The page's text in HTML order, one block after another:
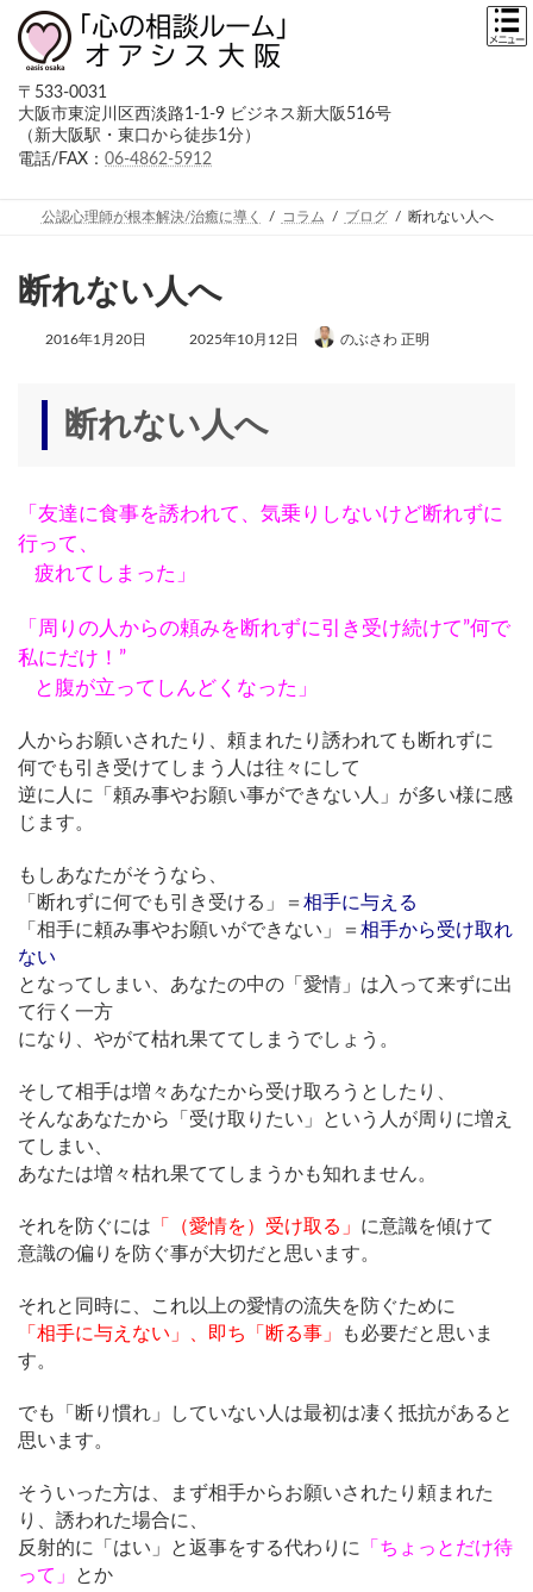
〒533-0031
大阪市東淀川区西淡路1-1-9 ビジネス新大阪516号
（新大阪駅・東口から徒歩1分）
電話/FAX： 06-4862-5912
公認心理師が根本解決/治癒に導く コラム ブログ 断れない人へ
断れない人へ
2016年1月20日
最
日
時
2025年10月12日 のぶさわ 正明
断れない人へ
「友達に食事を誘われて、気乗りしないけど断れずに
行って、
疲れてしまった」
「周りの人からの頼みを断れずに引き受け続けて”何で
私にだけ！”
と腹が立ってしんどくなった」
人からお願いされたり、頼まれたり誘われても断れずに
何でも引き受けてしまう人は往々にして
逆に人に「頼み事やお願い事ができない人」が多い様に感
じます。
もしあなたがそうなら、
「断れずに何でも引き受ける」＝ 相手に与える
「相手に頼み事やお願いができない」＝ 相手から受け取れ
ない
となってしまい、あなたの中の「愛情」は入って来ずに出
て行く一方
になり、やがて枯れ果ててしまうでしょう。
そして相手は増々あなたから受け取ろうとしたり、
そんなあなたから「受け取りたい」という人が周りに増え
てしまい、
あなたは増々枯れ果ててしまうかも知れません。
それを防ぐには 「（愛情を）受け取る」 に意識を傾けて
意識の偏りを防ぐ事が大切だと思います。
それと同時に、これ以上の愛情の流失を防ぐために
「相手に与えない」、即ち「断る事」
も必要だと思いま
す。
でも「断り慣れ」していない人は最初は凄く抵抗があると
思います。
そういった方は、まず相手からお願いされたり頼まれた
り、誘われた場合に、
反射的に「はい」と返事をする代わりに
「ちょっとだけ待
って」
とか